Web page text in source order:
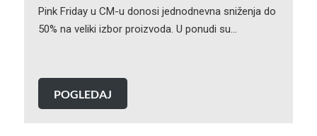
Pink Friday u CM-u donosi jednodnevna sniženja do
50% na veliki izbor proizvoda. U ponudi su…
POGLEDAJ